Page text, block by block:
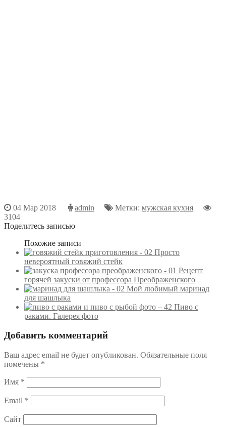
04 Мар 2018 admin Метки: мужская кухня
3104
Поделитесь записью
Похожие записи
Просто
невероятный говяжий стейк
Рецепт
горячей закуски от профессора Преображенского
Мой любимый маринад
для шашлыка
Пиво с
раками. Галерея фото
Добавить комментарий
Ваш адрес email не будет опубликован. Обязательные поля
помечены *
Имя *
Email *
Сайт